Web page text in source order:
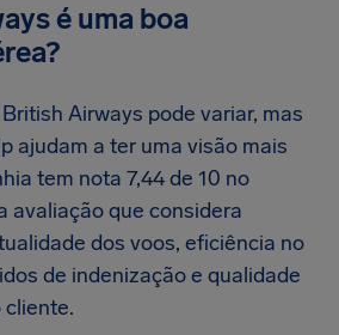
é uma boa
Airways pode variar, mas
ajudam a ter uma visão mais
tem nota 7,44 de 10 no
avaliação que considera
dos voos, eficiência no
de indenização e qualidade